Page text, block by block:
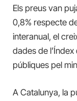
Els preus van
0,8% respecte
interanual, el
dades de
públiques pel
A Catalunya, la